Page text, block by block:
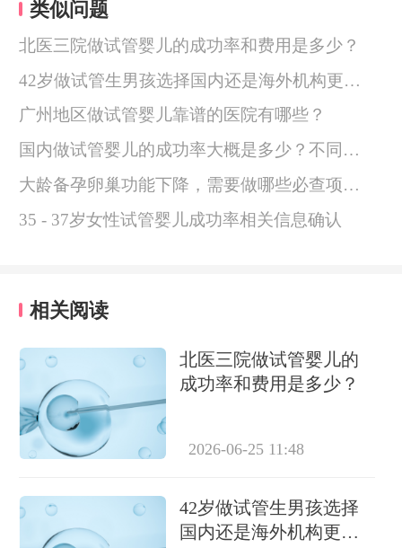
类似问题
北医三院做试管婴儿的成功率和费用是多少？
42岁做试管生男孩选择国内还是海外机构更合适？
广州地区做试管婴儿靠谱的医院有哪些？
国内做试管婴儿的成功率大概是多少？不同医院差别大吗？
大龄备孕卵巢功能下降，需要做哪些必查项目？
35 - 37岁女性试管婴儿成功率相关信息确认
相关阅读
北医三院做试管婴儿的
成功率和费用是多少？
2026-06-25 11:48
42岁做试管生男孩选择
国内还是海外机构更合